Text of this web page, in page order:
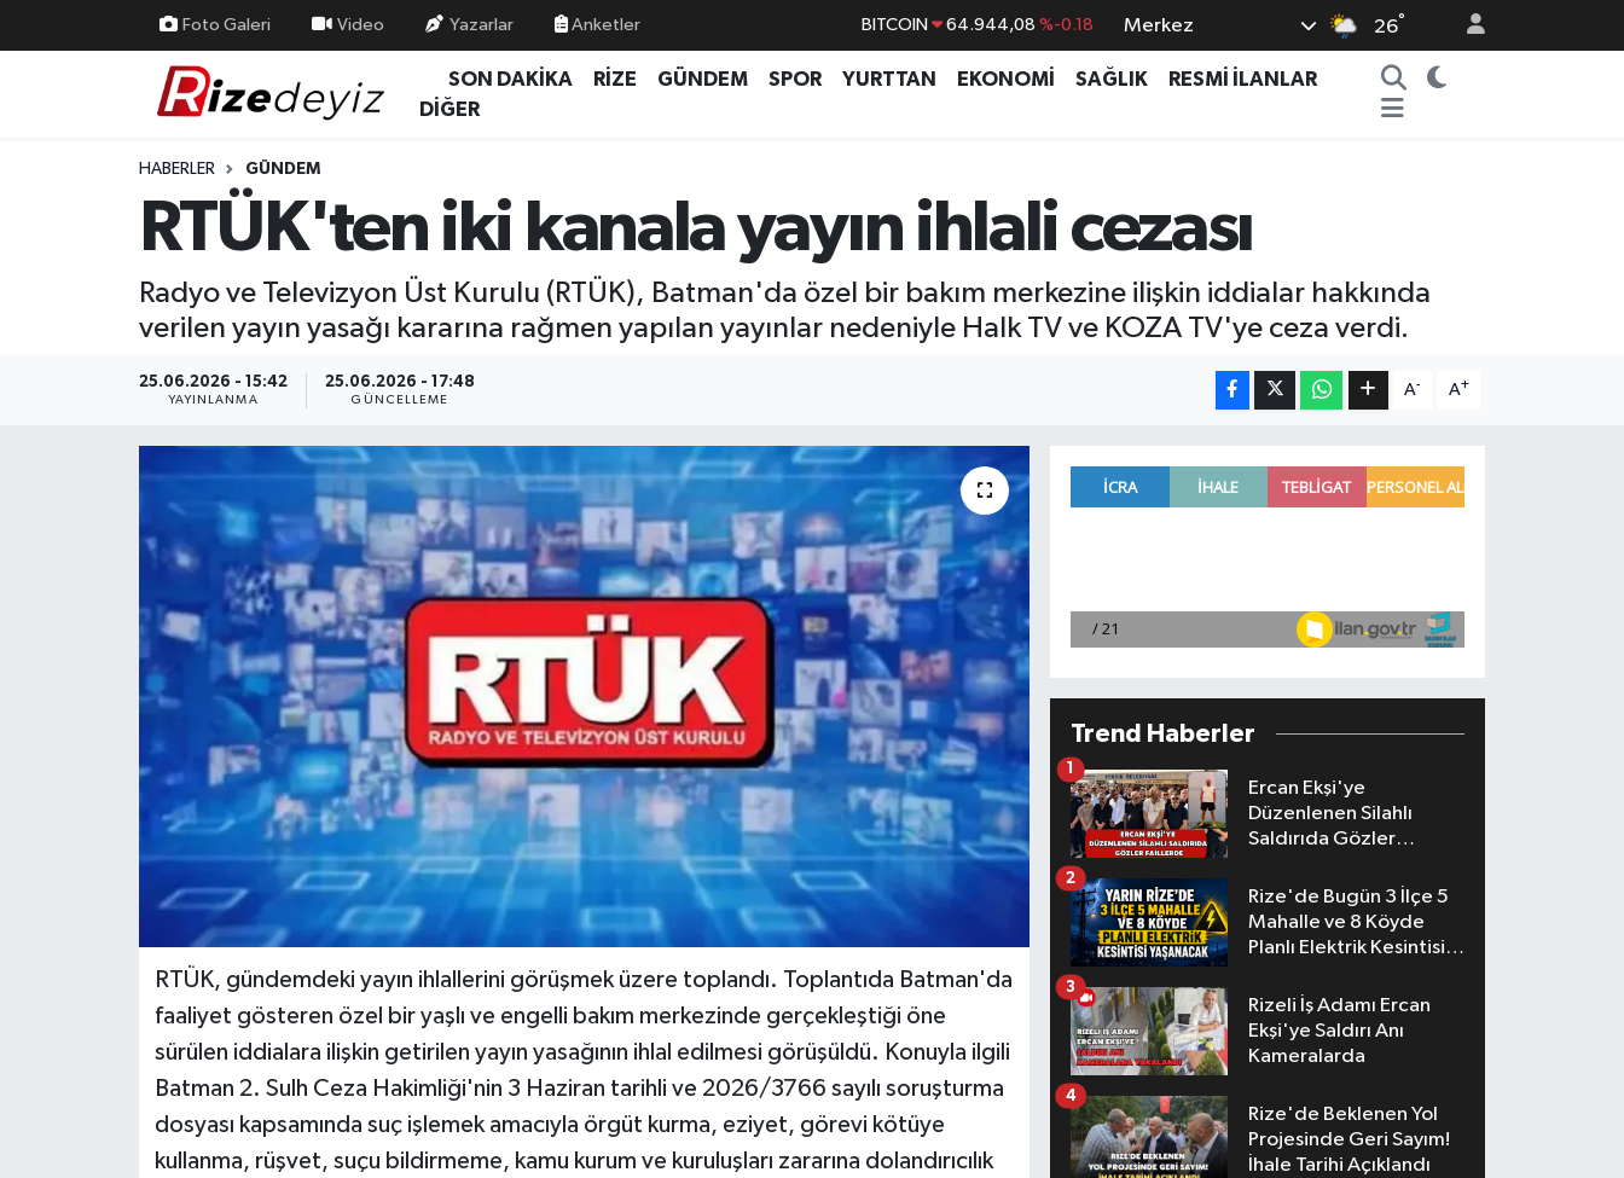
Foto Galeri Video Yazarlar Anketler
EURO 55,2510 %0.32
BİST100 13.779 %-14
Merkez 26°
SON DAKİKA RİZE GÜNDEM SPOR YURTTAN EKONOMİ SAĞLIK
RESMİ İLANLAR
DİĞER
HABERLER GÜNDEM
RTÜK'ten iki kanala yayın ihlali cezası
Radyo ve Televizyon Üst Kurulu (RTÜK), Batman'da özel bir bakım merkezine ilişkin iddialar hakkında
verilen yayın yasağı kararına rağmen yapılan yayınlar nedeniyle Halk TV ve KOZA TV'ye ceza verdi.
25.06.2026 - 15:42
YAYINLANMA
25.06.2026 - 17:48
GÜNCELLEME
A- A+
RTÜK, gündemdeki yayın ihlallerini görüşmek üzere toplandı. Toplantıda Batman'da
faaliyet gösteren özel bir yaşlı ve engelli bakım merkezinde gerçekleştiği öne
sürülen iddialara ilişkin getirilen yayın yasağının ihlal edilmesi görüşüldü. Konuyla ilgili
Batman 2. Sulh Ceza Hakimliği'nin 3 Haziran tarihli ve 2026/3766 sayılı soruşturma
dosyası kapsamında suç işlemek amacıyla örgüt kurma, eziyet, görevi kötüye
kullanma, rüşvet, suçu bildirmeme, kamu kurum ve kuruluşları zararına dolandırıcılık
Trend Haberler
Ercan Ekşi'ye
Düzenlenen Silahlı
Saldırıda Gözler
1
Rize'de Bugün 3 İlçe 5
Mahalle ve 8 Köyde
Planlı Elektrik Kesintisi
2
Rizeli İş Adamı Ercan
Ekşi'ye Saldırı Anı
Kameralarda
3
Rize'de Beklenen Yol
Projesinde Geri Sayım!
İhale Tarihi Açıklandı
4
Yurttan Haberler
Teknoloji
Rize Nöbetçi Eczaneler
Rize Trafik Yoğunluk Haritası
Tüm Manşetler
Son Dakika Haberleri